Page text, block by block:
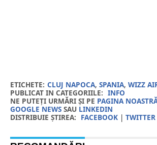
ETICHETE: CLUJ NAPOCA, SPANIA, WIZZ
PUBLICAT IN CATEGORIILE: INFO
NE PUTEȚI URMĂRI ȘI PE PAGINA
GOOGLE NEWSSAU LINKEDIN
DISTRIBUIE ȘTIREA: FACEBOOK| TWITTER